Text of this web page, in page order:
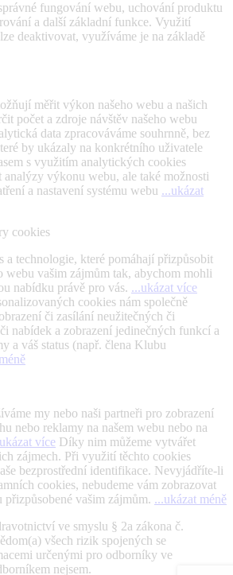
fungování webu, uchování produktu
a další základní funkce. Využití
deaktivovat, využíváme je na základě
měřit výkon našeho webu a našich
počet a zdroje návštěv našeho webu
data zpracováváme souhrnně, bez
by ukázaly na konkrétního uživatele
s využitím analytických cookies
analýzy výkonu webu, ale také možnosti
a nastavení systému webu ...ukázat
cookies
a technologie, které pomáhají přizpůsobit
webu vašim zájmům tak, abychom mohli
nabídku právě pro vás. ...ukázat více
cookies nám společně
či zasílání neužitečných či
nabídek a zobrazení jedinečných funkcí a
a váš status (např. člena Klubu
my nebo naši partneři pro zobrazení
nebo reklamy na našem webu nebo na
více Díky nim můžeme vytvářet
zájmech. Při využití těchto cookies
bezprostřední identifikace. Nevyjádříte-li
cookies, nebudeme vám zobrazovat
přizpůsobené vašim zájmům. ...ukázat méně
ve smyslu § 2a zákona č.
všech rizik spojených se
určenými pro odborníky ve
nejsem.